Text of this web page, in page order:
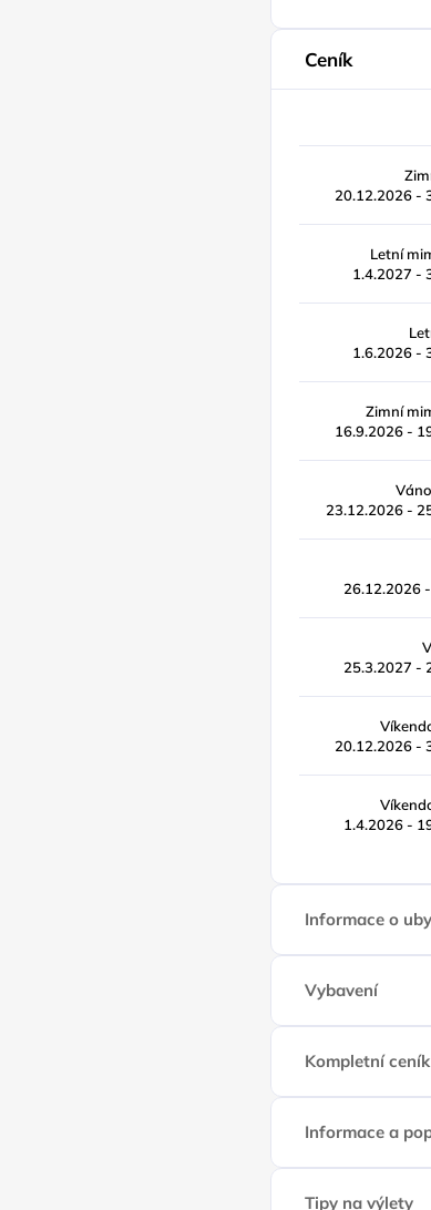
Ceník
20.12.2026 -
Letní
1.4.2027 -
1.6.2026 -
Zimní
16.9.2026 -
23.12.2026 -
26.12.2026
25.3.2027 -
20.12.2026 -
1.4.2026 -
Informace o
Vybavení
Kompletní ceník
Informace a
Tipy na výlety